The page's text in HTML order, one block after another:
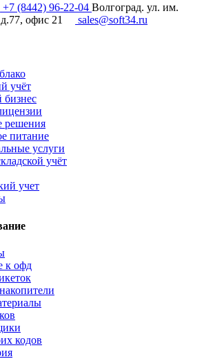
+7 (8442) 96-22-04 Волгоград. ул. им.
офис 21
sales@soft34.ru
учёт
решения
питание
услуги
учёт
учет
к офд
кодов